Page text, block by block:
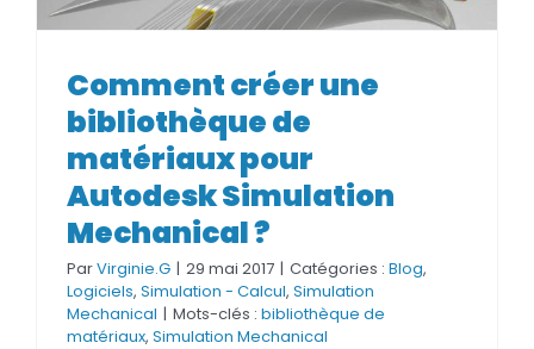
FORMATION
SERVICES
TEMOIGNAGES
EVENEMENTS
bibliothèque de matériaux pour
Autodesk Simulation
Mechanical ?
Comment créer une
bibliothèque de
matériaux pour
Autodesk Simulation
Mechanical ?
ParVirginie.G | 29 mai 2017 | Catégories : Blog,
Logiciels, Simulation - Calcul, Simulation
Mechanical | Mots-clés : bibliothèque de
matériaux, Simulation Mechanical